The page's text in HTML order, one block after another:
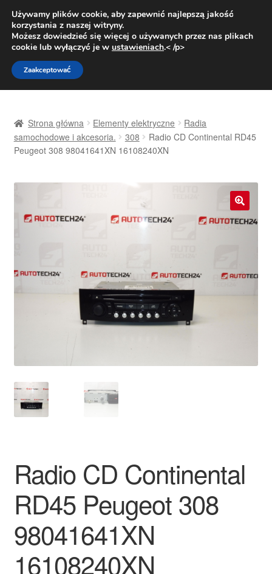
DOSTAWA od 31 zł
Pn.-pt. 9:00-16:00800 003 167
Przejdź
do
nawigacji
Przejdź
do
treści
Dostawa
Płatności
Polityka prywatności
Skarga
Zasady i warunki
Strona główna Elementy elektryczne
Radia
samochodowe i akcesoria.
308
Radio CD Continental RD45
Peugeot 308 98041641XN 16108240XN
🔍
Radio CD Continental
RD45 Peugeot 308
98041641XN
16108240XN
Używamy plików cookie, aby zapewnić najlepszą jakość
korzystania z naszej witryny.
Możesz dowiedzieć się więcej o używanych przez nas plikach
cookie lub wyłączyć je w ustawieniach.< /p>
Zaakceptować